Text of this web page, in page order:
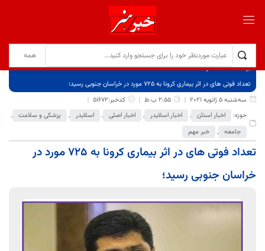
برگ نخست
نوشته‌ها
تعداد فوتی های در اثر بیماری کرونا به 725 مورد در خراسان جنوبی رسید؛
سه‌شنبه 5 ژانویه 2021
2:55 ب.ظ
کدخبر:51672
حوزه:
اخبار استان , اخبار اسلایدر , اخبار اصلی , اسلایدر , پزشکی و سلامت ,
جامعه , خبر مهم
تعداد فوتی های در اثر بیماری کرونا به 725 مورد در
خراسان جنوبی رسید؛